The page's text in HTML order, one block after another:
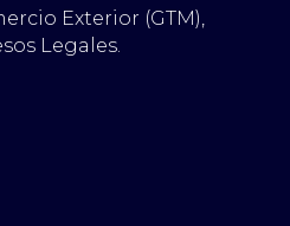
Exterior (GTM),
Legales.